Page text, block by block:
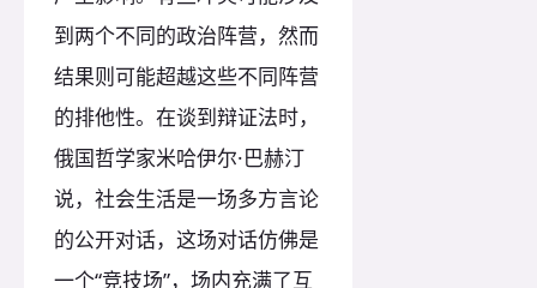
到两个不同的政治阵营，然而
结果则可能超越这些不同阵营
的排他性。在谈到辩证法时，
俄国哲学家米哈伊尔·巴赫汀
说，社会生活是一场多方言论
的公开对话，这场对话仿佛是
一个“竞技场”，场内充满了互